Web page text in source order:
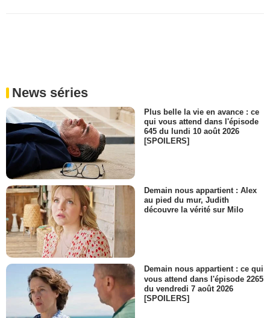
News séries
Plus belle la vie en avance : ce
qui vous attend dans l'épisode
645 du lundi 10 août 2026
[SPOILERS]
Demain nous appartient : Alex
au pied du mur, Judith
découvre la vérité sur Milo
Demain nous appartient : ce qui
vous attend dans l'épisode 2265
du vendredi 7 août 2026
[SPOILERS]